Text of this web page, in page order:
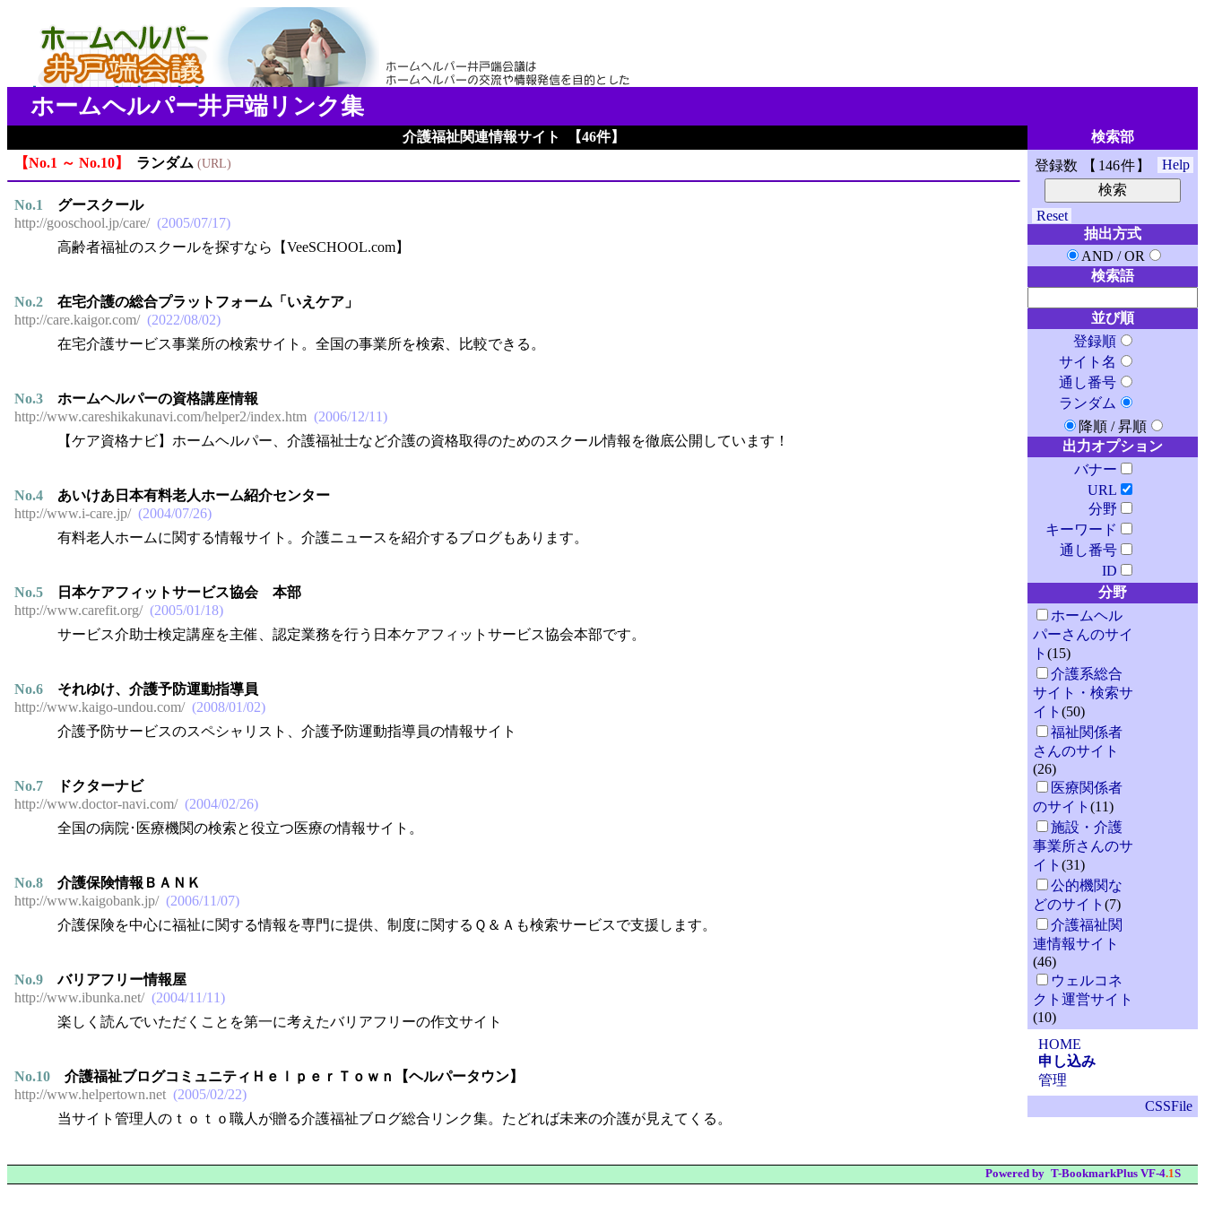
ホームヘルパー井戸端リンク集
検索部
Help
登録数 146件
Reset
抽出方式
AND /OR
検索語
並び順
登録順
サイト名
通し番号
ランダム
降順 /昇順
出力オプション
バナー
URL
分野
キーワード
通し番号
ID
分野
ホームヘル
パーさんのサイ
ト (15)
介護系総合
サイト・検索サ
イト (50)
福祉関係者
さんのサイト
(26)
医療関係者
のサイト (11)
施設・介護
事業所さんのサ
イト (31)
公的機関な
どのサイト (7)
介護福祉関
連情報サイト
(46)
ウェルコネ
クト運営サイト
(10)
HOME
申し込み
管理
CSSFile
介護福祉関連情報サイト
46件
No.1 ～ No.10
ランダム URL
No.1
グースクール
http://gooschool.jp/care/
2005/07/17
高齢者福祉のスクールを探すなら【VeeSCHOOL.com】
No.2
在宅介護の総合プラットフォーム「いえケア」
http://care.kaigor.com/
2022/08/02
在宅介護サービス事業所の検索サイト。全国の事業所を検索、比較できる。
No.3
ホームヘルパーの資格講座情報
http://www.careshikakunavi.com/helper2/index.htm
2006/12/11
【ケア資格ナビ】ホームヘルパー、介護福祉士など介護の資格取得のためのスクール情報を徹底公開しています！
No.4
あいけあ日本有料老人ホーム紹介センター
http://www.i-care.jp/
2004/07/26
有料老人ホームに関する情報サイト。介護ニュースを紹介するブログもあります。
No.5
日本ケアフィットサービス協会 本部
http://www.carefit.org/
2005/01/18
サービス介助士検定講座を主催、認定業務を行う日本ケアフィットサービス協会本部です。
No.6
それゆけ、介護予防運動指導員
http://www.kaigo-undou.com/
2008/01/02
介護予防サービスのスペシャリスト、介護予防運動指導員の情報サイト
No.7
ドクターナビ
http://www.doctor-navi.com/
2004/02/26
全国の病院･医療機関の検索と役立つ医療の情報サイト。
No.8
介護保険情報ＢＡＮＫ
http://www.kaigobank.jp/
2006/11/07
介護保険を中心に福祉に関する情報を専門に提供、制度に関するＱ＆Ａも検索サービスで支援します。
No.9
バリアフリー情報屋
http://www.ibunka.net/
2004/11/11
楽しく読んでいただくことを第一に考えたバリアフリーの作文サイト
No.10
介護福祉ブログコミュニティＨｅｌｐｅｒＴｏｗｎ【ヘルパータウン】
http://www.helpertown.net
2005/02/22
当サイト管理人のｔｏｔｏ職人が贈る介護福祉ブログ総合リンク集。たどれば未来の介護が見えてくる。
Powered by T-BookmarkPlus VF-4.1S